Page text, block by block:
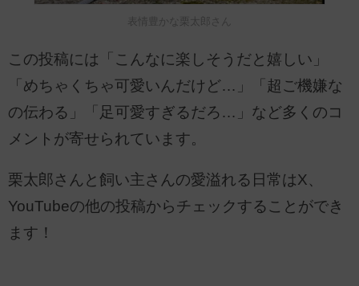
表情豊かな栗太郎さん
この投稿には「こんなに楽しそうだと嬉しい」
「めちゃくちゃ可愛いんだけど…」「超ご機嫌な
の伝わる」「足可愛すぎるだろ…」など多くのコ
メントが寄せられています。
栗太郎さんと飼い主さんの愛溢れる日常はX、
YouTubeの他の投稿からチェックすることができ
ます！